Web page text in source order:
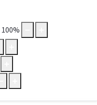
100%